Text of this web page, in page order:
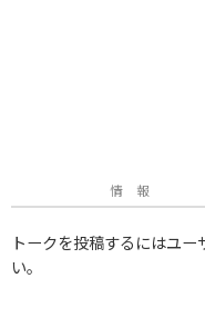
情 報
トークを投稿するにはユ
い。